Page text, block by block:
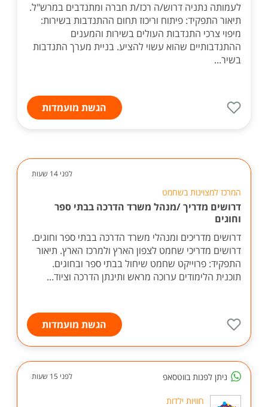
לעמותה נתניה דרוש/ה רכז/ת חברה ומתנדבים במרש"ל.
תיאור התפקיד: פיתוח וריכוז תחום ההתנדבות בשירות:
מיפוי צרכי התנדבות העולים בשירות והמענים
ההתנדבותיים שהוא עשוי להציע. בניית מערך התנדבות
בשיר...
הגשת מועמדות
לפני 14 שעות
המרכז למצוינות בשחמט
דרושים מדריך /מנהל משרד הדרכה בבתי ספר
וחוגים
דרושים מדריכים ומנהלי משרד הדרכה בבתי ספר וחוגים.
דרושים מדריכי שחמט לצפון הארץ ולמרכז הארץ. תיאור
התפקיד: פרוייקט שחמט שיחול בבתי ספר ובחוגים.
תוכנית הלימודים ערוכה מראש ותינתן הדרכה וציוד...
הגשת מועמדות
ניתן לפנות בווטסאפ לפני 15 שעות
חוויות ילדות